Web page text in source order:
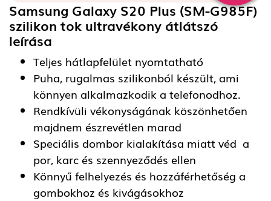
Samsung Galaxy S20 Plus (SM-G985F)
szilikon tok ultravékony átlátszó
leírása
Teljes hátlapfelület nyomtatható
Puha, rugalmas szilikonból készült, ami
könnyen alkalmazkodik a telefonodhoz.
Rendkívüli vékonyságának köszönhetően
majdnem észrevétlen marad
Speciális dombor kialakítása miatt véd a
por, karc és szennyeződés ellen
Könnyű felhelyezés és hozzáférhetőség a
gombokhoz és kivágásokhoz